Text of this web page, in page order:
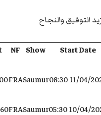
التوفيق والنجاح
Start Date
Show
NF
11/04/2026
Saumur
FRA
10/04/2026
Saumur
FRA